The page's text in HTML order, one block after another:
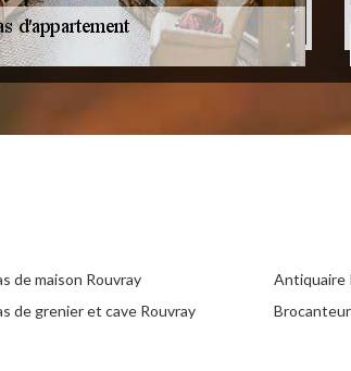
de maison Rouvray
de grenier et cave Rouvray
Antiquaire